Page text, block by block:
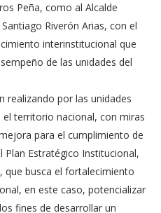
Peña, como al Alcalde
Riverón Arias, con el
interinstitucional que
de las unidades del
realizando por las unidades
territorio nacional, con miras
para el cumplimiento de
Estratégico Institucional,
que busca el fortalecimiento
en este caso, potencializar
fines de desarrollar un